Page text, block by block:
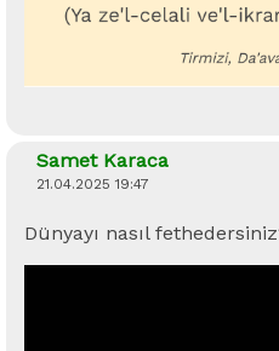
Samet Karaca
21.04.2025 19:47
Dünyayı nasıl